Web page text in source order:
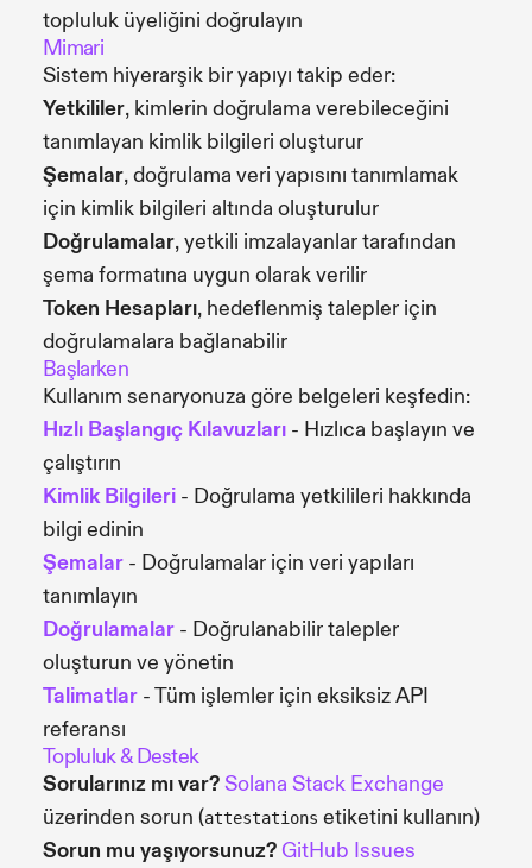
topluluk üyeliğini doğrulayın
Mimari
Sistem hiyerarşik bir yapıyı takip eder:
Yetkililer, kimlerin doğrulama verebileceğini
tanımlayan kimlik bilgileri oluşturur
Şemalar, doğrulama veri yapısını tanımlamak
için kimlik bilgileri altında oluşturulur
Doğrulamalar, yetkili imzalayanlar tarafından
şema formatına uygun olarak verilir
Token Hesapları, hedeflenmiş talepler için
doğrulamalara bağlanabilir
Başlarken
Kullanım senaryonuza göre belgeleri keşfedin:
Hızlı Başlangıç Kılavuzları - Hızlıca başlayın ve
çalıştırın
Kimlik Bilgileri - Doğrulama yetkilileri hakkında
bilgi edinin
Şemalar - Doğrulamalar için veri yapıları
tanımlayın
Doğrulamalar - Doğrulanabilir talepler
oluşturun ve yönetin
Talimatlar - Tüm işlemler için eksiksiz API
referansı
Topluluk & Destek
Sorularınız mı var?Solana Stack Exchange
üzerinden sorun (attestations etiketini kullanın)
Sorun mu yaşıyorsunuz?GitHub Issues